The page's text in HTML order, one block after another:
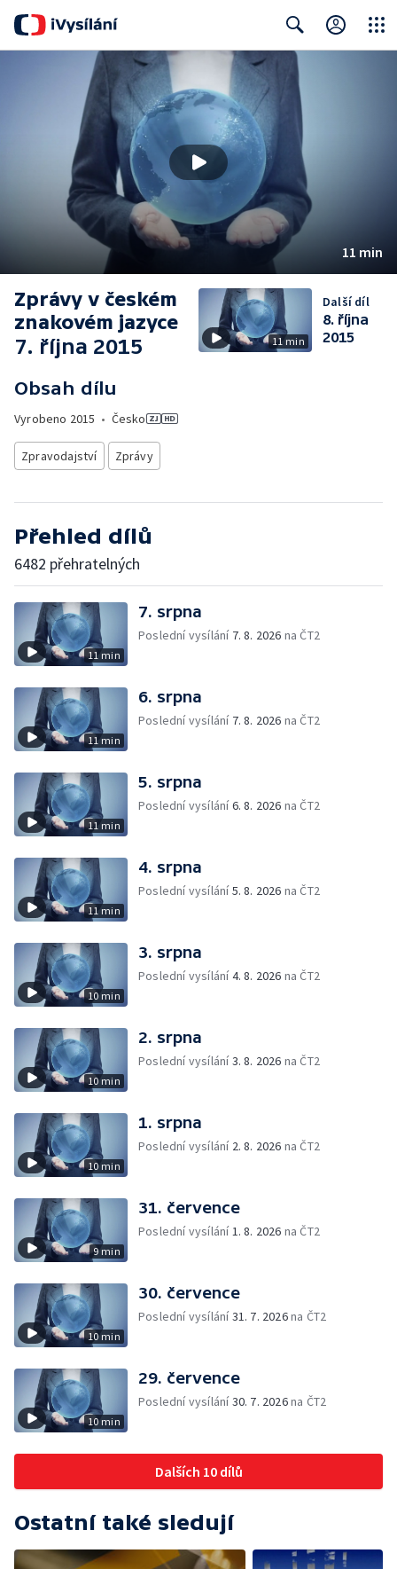
Search
11 min
Zprávy v českém
znakovém jazyce
7. října 2015
Obsah dílu
Vyrobeno 2015 • Česko
Zpravodajství Zprávy
11 min
Další díl
8. října
2015
Přehled dílů
6482 přehratelných
11 min
7. srpna
Poslední vysílání 7. 8. 2026 na ČT2
11 min
6. srpna
Poslední vysílání 7. 8. 2026 na ČT2
11 min
5. srpna
Poslední vysílání6. 8. 2026 na ČT2
11 min
4. srpna
Poslední vysílání5. 8. 2026 na ČT2
10 min
3. srpna
Poslední vysílání4. 8. 2026 na ČT2
10 min
2. srpna
Poslední vysílání3. 8. 2026 na ČT2
10 min
1. srpna
Poslední vysílání 2. 8. 2026 na ČT2
9 min
31. července
Poslední vysílání1. 8. 2026 na ČT2
10 min
30. července
Poslední vysílání31. 7. 2026na ČT2
10 min
29. července
Poslední vysílání30. 7. 2026na ČT2
Dalších 10 dílů
Ostatní také sledují